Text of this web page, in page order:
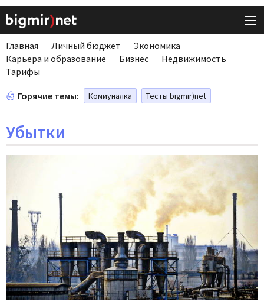
Главная Личный бюджет
Экономика
Карьера и образование
Бизнес
Недвижимость
Тарифы
Горячие темы: Коммуналка Тесты bigmir)net
Убытки